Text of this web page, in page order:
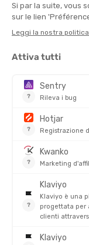
Diagonale des Fous
sulla TDS, il
da seguire...
Dal lato degliatleti
partecipato alla
uno dei più bei
Signori, vinca il
Dal lato femminile,
Marianne Hogana
effettuerà il combo
donne che
netto vantaggio per